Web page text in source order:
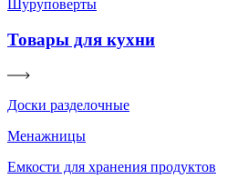
Шуруповерты
Товары для кухни
Доски разделочные
Менажницы
Емкости для хранения продуктов